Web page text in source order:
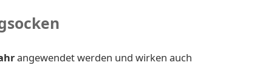
angewendet werden und wirken auch